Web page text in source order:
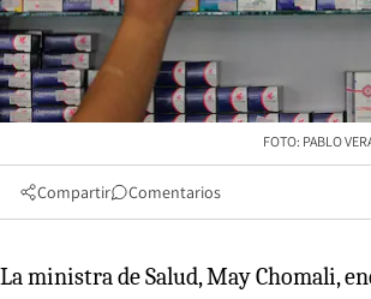
FOTO: PABLO
Compartir Comentarios
La ministra de Salud, May Chomali,